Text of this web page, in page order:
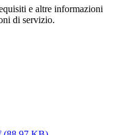
e altre informazioni
di servizio.